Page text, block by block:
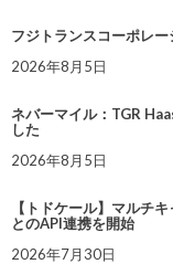
フジトランスコーポレ
2026年8月5日
ネバーマイル：TGR
した
2026年8月5日
【トドケール】マルチ
とのAPI連携を開始
2026年7月30日